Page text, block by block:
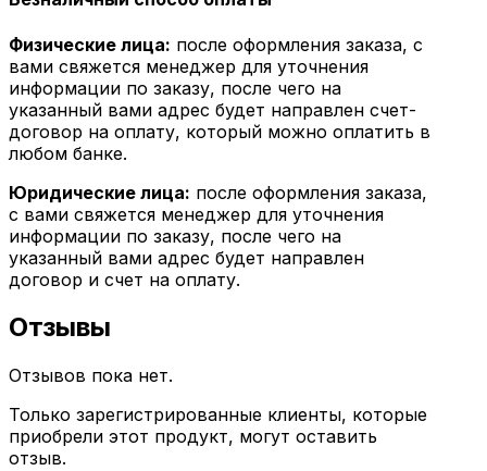
Физические лица: после оформления заказа, с
вами свяжется менеджер для уточнения
информации по заказу, после чего на
указанный вами адрес будет направлен счет-
договор на оплату, который можно оплатить в
любом банке.
Юридические лица: после оформления заказа,
с вами свяжется менеджер для уточнения
информации по заказу, после чего на
указанный вами адрес будет направлен
договор и счет на оплату.
Отзывы
Отзывов пока нет.
Только зарегистрированные клиенты, которые
приобрели этот продукт, могут оставить
отзыв.